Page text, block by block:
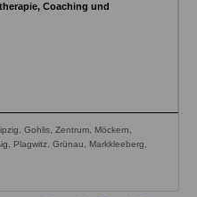
Coaching und
Gohlis, Zentrum, Möckern,
Plagwitz, Grünau, Markkleeberg,